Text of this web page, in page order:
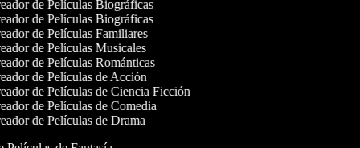
de Películas Biográficas
de Películas Biográficas
de Películas Familiares
de Películas Musicales
de Películas Románticas
de Películas de Acción
de Películas de Ciencia Ficción
de Películas de Comedia
de Películas de Drama